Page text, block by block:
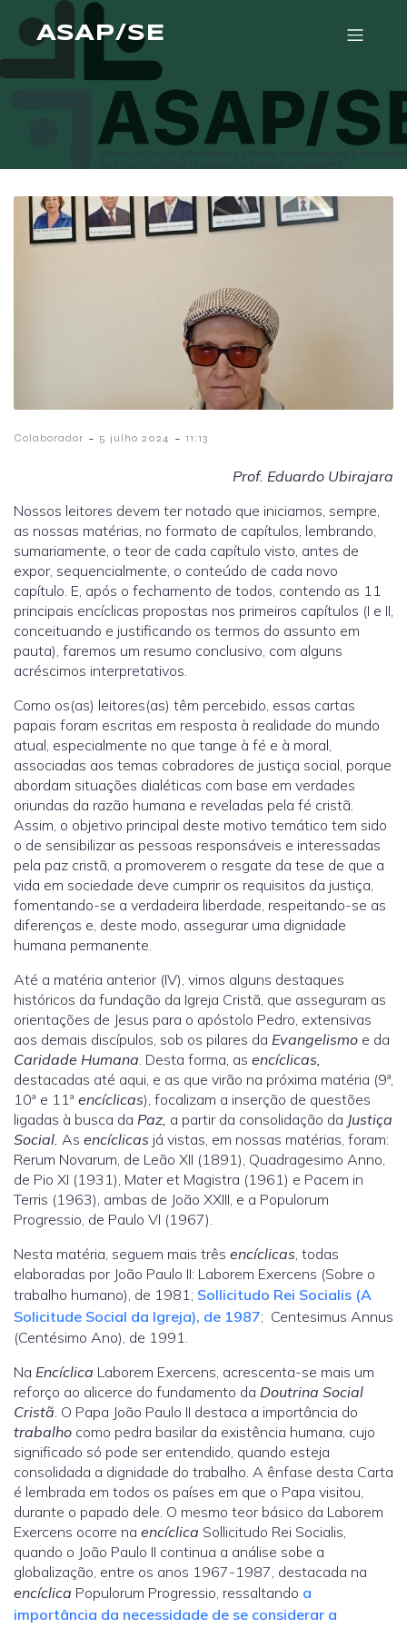
ASAP/SE
Colaborador - 5 julho 2024 - 11:13
Prof. Eduardo Ubirajara
Nossos leitores devem ter notado que iniciamos, sempre,
as nossas matérias, no formato de capítulos, lembrando,
sumariamente, o teor de cada capítulo visto, antes de
expor, sequencialmente, o conteúdo de cada novo
capítulo. E, após o fechamento de todos, contendo as 11
principais encíclicas propostas nos primeiros capítulos (I e II,
conceituando e justificando os termos do assunto em
pauta), faremos um resumo conclusivo, com alguns
acréscimos interpretativos.
Como os(as) leitores(as) têm percebido, essas cartas
papais foram escritas em resposta à realidade do mundo
atual, especialmente no que tange à fé e à moral,
associadas aos temas cobradores de justiça social, porque
abordam situações dialéticas com base em verdades
oriundas da razão humana e reveladas pela fé cristã.
Assim, o objetivo principal deste motivo temático tem sido
o de sensibilizar as pessoas responsáveis e interessadas
pela paz cristã, a promoverem o resgate da tese de que a
vida em sociedade deve cumprir os requisitos da justiça,
fomentando-se a verdadeira liberdade, respeitando-se as
diferenças e, deste modo, assegurar uma dignidade
humana permanente.
Até a matéria anterior (IV), vimos alguns destaques
históricos da fundação da Igreja Cristã, que asseguram as
orientações de Jesus para o apóstolo Pedro, extensivas
aos demais discípulos, sob os pilares da Evangelismo e da
Caridade Humana. Desta forma, as encíclicas,
destacadas até aqui, e as que virão na próxima matéria (9ª,
10ª e 11ª encíclicas), focalizam a inserção de questões
ligadas à busca da Paz, a partir da consolidação da Justiça
Social. As encíclicas já vistas, em nossas matérias, foram:
Rerum Novarum, de Leão XII (1891), Quadragesimo Anno,
de Pio XI (1931), Mater et Magistra (1961) e Pacem in
Terris (1963), ambas de João XXIII, e a Populorum
Progressio, de Paulo VI (1967).
Nesta matéria, seguem mais três encíclicas, todas
elaboradas por João Paulo II: Laborem Exercens (Sobre o
trabalho humano), de 1981; Sollicitudo Rei Socialis (A
Solicitude Social da Igreja), de 1987; Centesimus Annus
(Centésimo Ano), de 1991.
Na Encíclica Laborem Exercens, acrescenta-se mais um
reforço ao alicerce do fundamento da Doutrina Social
Cristã. O Papa João Paulo II destaca a importância do
trabalho como pedra basilar da existência humana, cujo
significado só pode ser entendido, quando esteja
consolidada a dignidade do trabalho. A ênfase desta Carta
é lembrada em todos os países em que o Papa visitou,
durante o papado dele. O mesmo teor básico da Laborem
Exercens ocorre na encíclica Sollicitudo Rei Socialis,
quando o João Paulo II continua a análise sobe a
globalização, entre os anos 1967-1987, destacada na
encíclica Populorum Progressio, ressaltando a
importância da necessidade de se considerar a